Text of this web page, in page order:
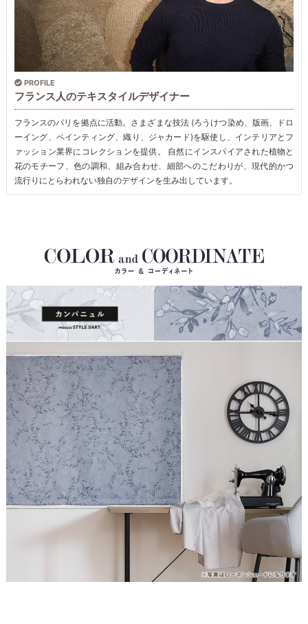
PROFILE
フランス人のテキスタイルデザイナー
フランスのパリを拠点に活動。さまざまな技法 (ろうけつ染め、版画、ドロ
ーイング、ペインティング、織り、ジャカード)を駆使し、インテリアとフ
ァッション業界にコレクションを提供。 自然にインスパイアされた植物と
花のモチーフ、色の調和、組み合わせ、細部へのこだわりが、現代的かつ
流行りにとらわれない独自のデザインを生み出しています。